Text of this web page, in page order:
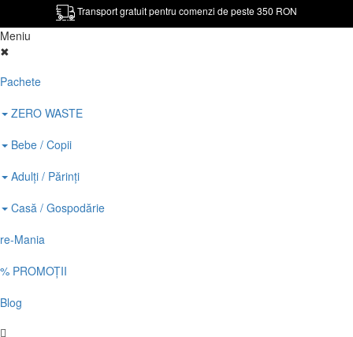
Transport gratuit pentru comenzi de peste 350 RON
Meniu
✖
Pachete
ZERO WASTE
Bebe / Copii
Adulți / Părinți
Casă / Gospodărie
re-Mania
% PROMOȚII
Blog